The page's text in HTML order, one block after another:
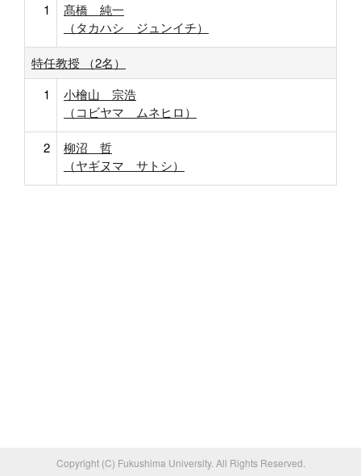
1
髙橋 純一
（タカハシ ジュンイチ）
特任教授 （2名）
1
小檜山 宗浩
（コビヤマ ムネヒロ）
2
柳沼 哲
（ヤギヌマ サトシ）
Copyright (C) Fukushima University. All Rights Reserved.